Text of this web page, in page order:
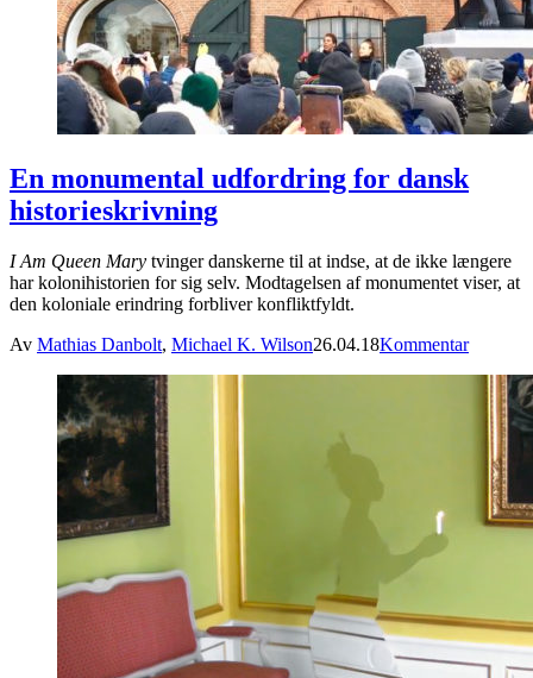
En monumental udfordring for dansk
historieskrivning
I Am Queen Mary tvinger danskerne til at indse, at de ikke længere
har kolonihistorien for sig selv. Modtagelsen af monumentet viser, at
den koloniale erindring forbliver konfliktfyldt.
Av Mathias Danbolt, Michael K. Wilson26.04.18Kommentar